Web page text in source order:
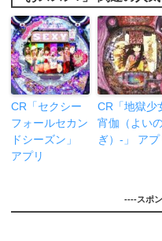
CR「セクシー
フォールセカン
ドシーズン」
アプリ
CR「地獄少
宵伽（よい
ぎ）-」 アプ
----スポ